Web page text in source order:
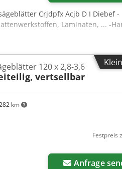
Crjdpfx Acjb D I Diebef -
Laminaten, ... -
km
120 x 2,8-3,6
vertsellbar
Festpreis
Anfrage